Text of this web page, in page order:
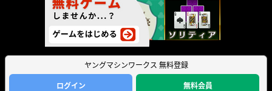
ヤングマシンワークス 無料登録
ログイン
無料会員